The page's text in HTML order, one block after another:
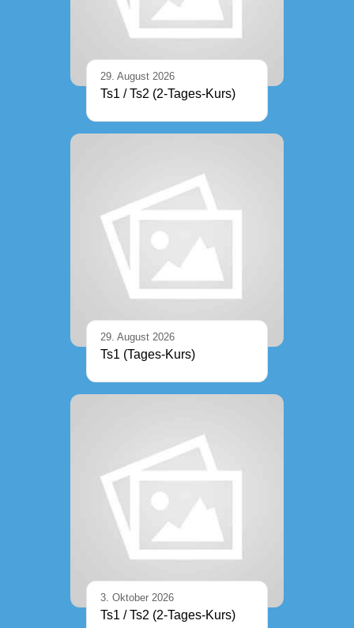
29. August 2026
Ts1 / Ts2 (2-Tages-Kurs)
29. August 2026
Ts1 (Tages-Kurs)
3. Oktober 2026
Ts1 / Ts2 (2-Tages-Kurs)